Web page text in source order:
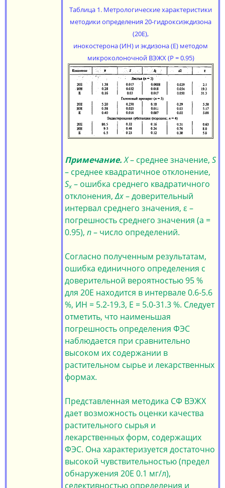
Таблица 1. Метрoлогические характеристики
методики определения 20-гидроксиэкдизона
(20Е),
инокостерона (ИН) и экдизона (Е) методом
микроколоночной ВЭЖХ (P = 0.95)
Примечание. X– среднее значение, S
– среднее квадратичное отклонение,
Sx – ошибка среднего квадратичного
отклонения,Δx– доверительный
интервал среднего значения, ε –
погрешность среднего значения (а =
0.95), n– число определений.
Согласно полученным результатам,
ошибка единичного определения с
доверительной вероятностью 95 %
для 20E находится в интервале 0.6-5.6
%, ИН = 5.2-19.3, Е = 5.0-31.3 %. Следует
отметить, что наименьшая
погрешность определения ФЭС
наблюдается при сравнительно
высоком их содержании в
растительном сырье и лекарственных
формах.
Представленная методика СФ ВЭЖХ
дает возможность оценки качества
растительного сырья и
лекарственных форм, содержащих
ФЭС. Она характеризуется достаточно
высокой чувствительностью (предел
обнаружения 20Е 0.1 мг/л),
селективностью определения и